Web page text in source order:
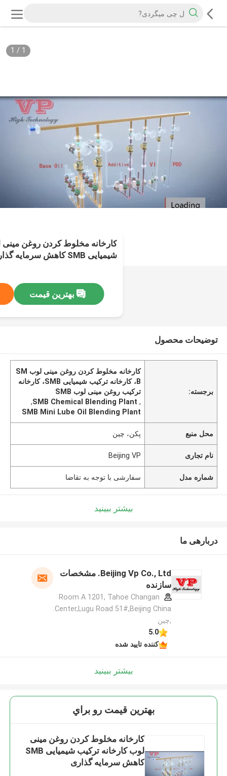
1
/
1
کارخانه مخلوط کردن روغن مینی
شیمیایی SMB کاهش سرمایه گذاری
بهترین قیمت
توضیحات محصول
برجسته:
کارخانه مخلوط کردن روغن مینی لوب SM
B، کارخانه ترکیب شیمیایی SMB، کارخانه
ترکیب روغن مینی لوب SMB
,
SMB Chemical Blending Plant
,
SMB Mini Lube Oil Blending Plant
محل منبع پکن، چین
نام تجاری Beijing VP
شماره مدل سفارشی با توجه به تقاضا
بیشتر ببینید
دربارهی ما
Beijing Vp Co., Ltd. مشخصات
سازنده
Room A 1201, Tahoe Changan
Center,Lugu Road 51#,Beijing China.
,چین
5.0
کننده تایید شده
بیشتر ببینید
بهترين قيمت رو براي
کارخانه مخلوط کردن روغن مینی
لوب کارخانه ترکیب شیمیایی SMB
کاهش سرمایه گذاری